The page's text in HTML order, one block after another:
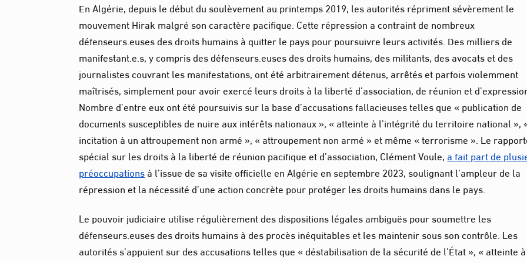
En Algérie, depuis le début du soulèvement au printemps 2019, les autorités répriment sévèrement le
mouvement Hirak malgré son caractère pacifique. Cette répression a contraint de nombreux
défenseurs.euses des droits humains à quitter le pays pour poursuivre leurs activités. Des milliers de
manifestant.e.s, y compris des défenseurs.euses des droits humains, des militants, des avocats et des
journalistes couvrant les manifestations, ont été arbitrairement détenus, arrêtés et parfois violemment
maîtrisés, simplement pour avoir exercé leurs droits à la liberté d’association, de réunion et
Nombre d’entre eux ont été poursuivis sur la base d’accusations fallacieuses telles que « publication de
documents susceptibles de nuire aux intérêts nationaux », « atteinte à l’intégrité du territoire national »,
incitation à un attroupement non armé », « attroupement non armé » et même « terrorisme ». Le
spécial sur les droits à la liberté de réunion pacifique et d’association, Clément Voule,a fait part de
préoccupationsà l’issue de sa visite officielle en Algérie en septembre 2023, soulignant l’ampleur de la
répression et la nécessité d’une action concrète pour protéger les droits humains dans le pays.
Le pouvoir judiciaire utilise régulièrement des dispositions légales ambiguës pour soumettre les
défenseurs.euses des droits humains à des procès inéquitables et les maintenir sous son contrôle. Les
autorités s’appuient sur des accusations telles que « déstabilisation de la sécurité de l’État », « atteinte à